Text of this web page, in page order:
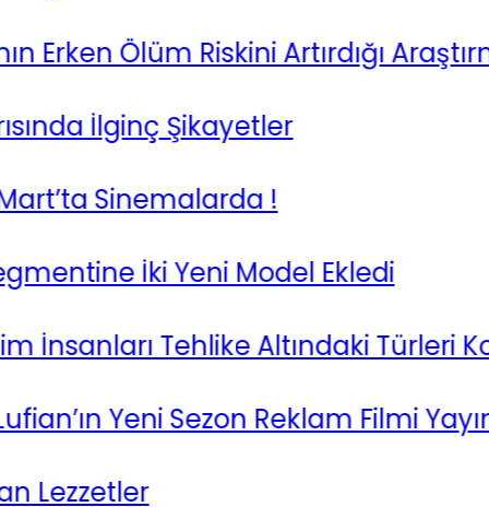
Ölüm Riskini Artırdığı Araştırma
İlginç Şikayetler
Sinemalarda !
İki Yeni Model Ekledi
Tehlike Altındaki Türleri
Yeni Sezon Reklam Filmi